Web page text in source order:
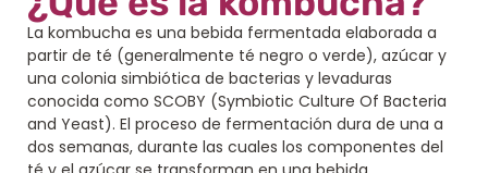
La kombucha es una bebida fermentada elaborada a
partir de té (generalmente té negro o verde), azúcar y
una colonia simbiótica de bacterias y levaduras
conocida como SCOBY (Symbiotic Culture Of Bacteria
and Yeast). El proceso de fermentación dura de una a
dos semanas, durante las cuales los componentes del